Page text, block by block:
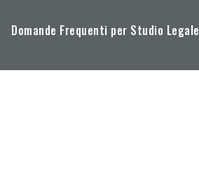
Domande Frequenti per Studio Legale